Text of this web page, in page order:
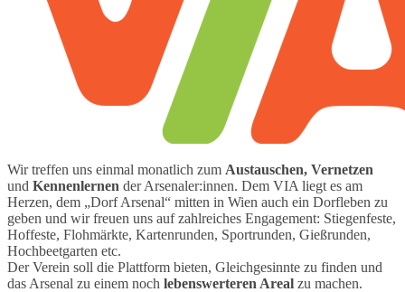
Wir treffen uns einmal monatlich zum Austauschen, Vernetzen
und Kennenlernen der Arsenaler:innen. Dem VIA liegt es am
Herzen, dem „Dorf Arsenal“ mitten in Wien auch ein Dorfleben zu
geben und wir freuen uns auf zahlreiches Engagement: Stiegenfeste,
Hoffeste, Flohmärkte, Kartenrunden, Sportrunden, Gießrunden,
Hochbeetgarten etc.
Der Verein soll die Plattform bieten, Gleichgesinnte zu finden und
das Arsenal zu einem noch lebenswerteren Areal zu machen.